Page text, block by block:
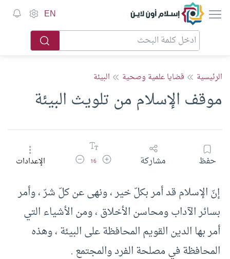
إسلام أون لاين EN
الرئيسية قضايا علمية وصحية البيئة
موقف الإسلام من تلويث البيئة
حفظ مشاركة زيادة حجم الخط
16 تقليل حجم الخطالإعدادات
إنّ الإسلام قد أمر بكلّ خير ، ونهى عن كلّ شرّ ، وأمر
بسائر الآداب ومحاسن الأخلاق ، ومن الأشياء التي
أمر بها الدين القويم المحافظة على البيئة ، وهذه
المحافظة في مصلحة الفرد والمجتمع .